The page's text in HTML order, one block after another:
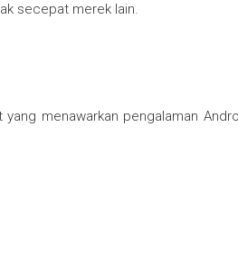
secepat merek lain.
menawarkan pengalaman